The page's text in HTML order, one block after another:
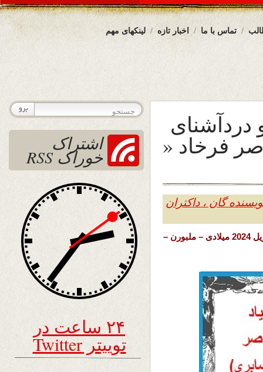
لینکهای مهم اخبار تازه تماس با ما
فرخاد «
گان ، داکتران
تاریخ نشر: دوشنبه 13 حمل (فروردین) 1403 خورشیدی – 1 اپریل 2024 میلادی – ملبورن –
اشتراک
خوراک RSS
۲۴ ساعت در
توییتر Twitter